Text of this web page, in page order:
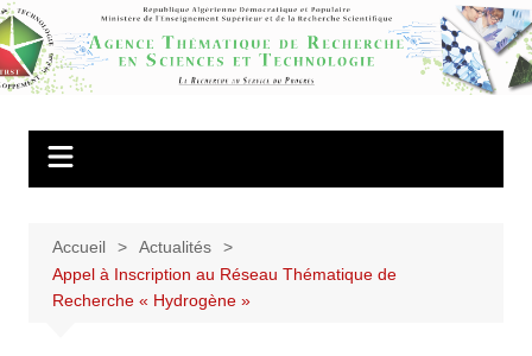
Aller
au
contenu
Agence
Thématique de
Recherche en
Accueil
Actualités
Appel à Inscription au Réseau Thématique de
Recherche « Hydrogène »